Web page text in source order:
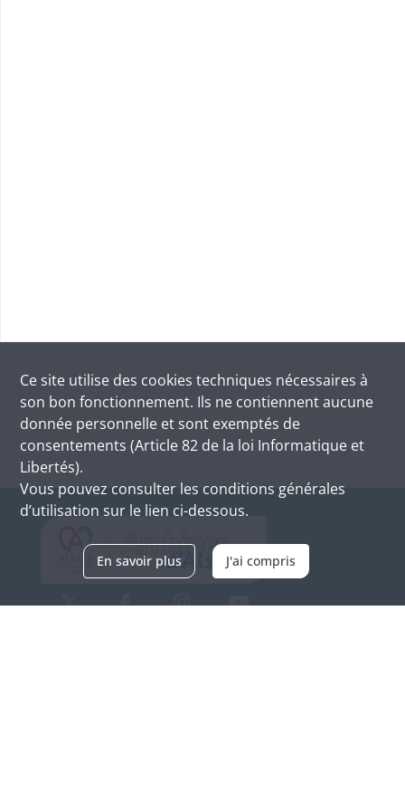
Ce site utilise des cookies techniques nécessaires à
son bon fonctionnement. Ils ne contiennent aucune
donnée personnelle et sont exemptés de
consentements (Article 82 de la loi Informatique et
Libertés).
Vous pouvez consulter les conditions générales
d’utilisation sur le lien ci-dessous.
En savoir plus J'ai compris